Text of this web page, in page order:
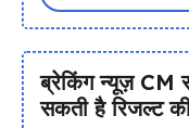
ब्रेकिंग न्यूज़ CM
सकती है रिजल्ट